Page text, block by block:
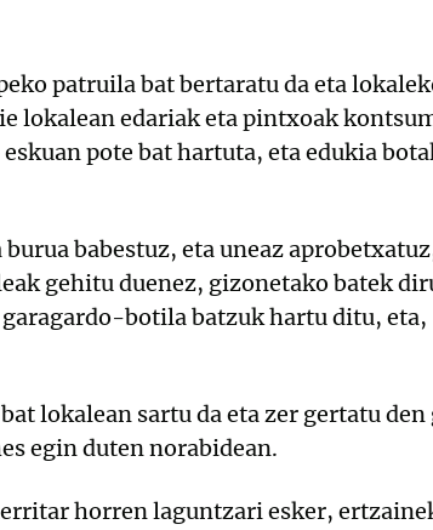
patruila bat bertaratu da eta
lokalean edariak eta pintxoak
pote bat hartuta, eta edukia
babestuz, eta uneaz
gehitu duenez, gizonetako batek
botila batzuk hartu ditu, eta,
lokalean sartu da eta zer gertatu den
egin duten norabidean.
horren laguntzari esker,